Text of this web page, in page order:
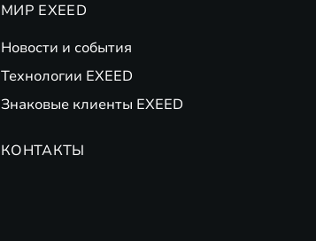
МИР EXEED
Новости и события
Технологии EXEED
Знаковые клиенты EXEED
КОНТАКТЫ